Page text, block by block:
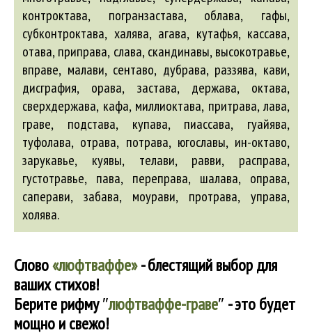
контроктава, погранзастава, облава, гафы,
субконтроктава, халява, агава, кутафья, кассава,
отава, приправа, слава, скандинавы,высокотравье,
вправе, малави, сентаво, дубрава, раззява, кави,
дисграфия, орава, застава, держава, октава,
сверхдержава, кафа, миллиоктава, притрава, лава,
граве, подстава, купава, пиассава, гуайява,
туфолава, отрава, потрава, югославы, ин-октаво,
зарукавье, куявы, телави, равви, расправа,
густотравье, пава, переправа, шалава, оправа,
саперави, забава, моурави, протрава, управа,
холява.
Слово«люфтваффе»- блестящий выбор для
ваших стихов!
Берите рифму″люфтваффе-граве″ - это будет
мощно и свежо!